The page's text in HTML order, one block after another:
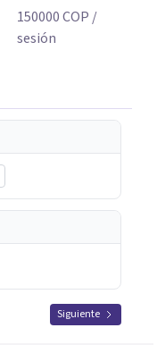
150000COP /
sesión
Siguiente